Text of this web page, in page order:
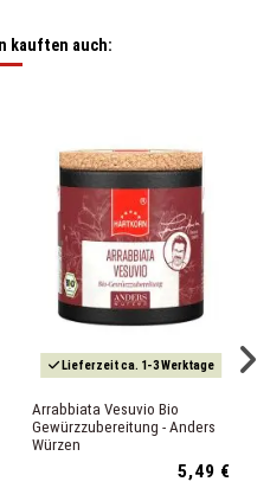
kauften auch:
Lieferzeit ca. 1-3 Werktage
Arrabbiata Vesuvio Bio
Gewürzzubereitung - Anders
Würzen
5,49 €